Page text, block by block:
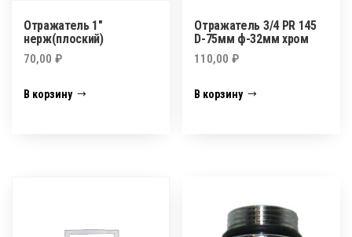
Отражатель 1″
нерж(плоский)
70,00 ₽
В корзину
Отражатель 3/4 PR 145
D-75мм ф-32мм хром
110,00₽
В корзину